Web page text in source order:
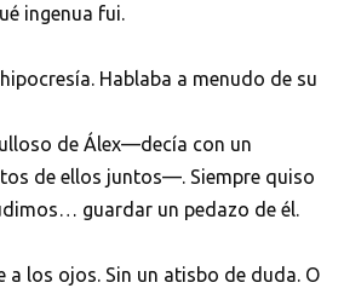
ingenua fui.
Hablaba a menudo de su
de Álex—decía con un
de ellos juntos—. Siempre quiso
guardar un pedazo de él.
a los ojos. Sin un atisbo de duda. O